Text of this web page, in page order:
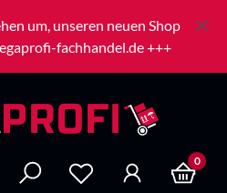
um, unseren neuen Shop
fachhandel.de +++
anzeigen 0